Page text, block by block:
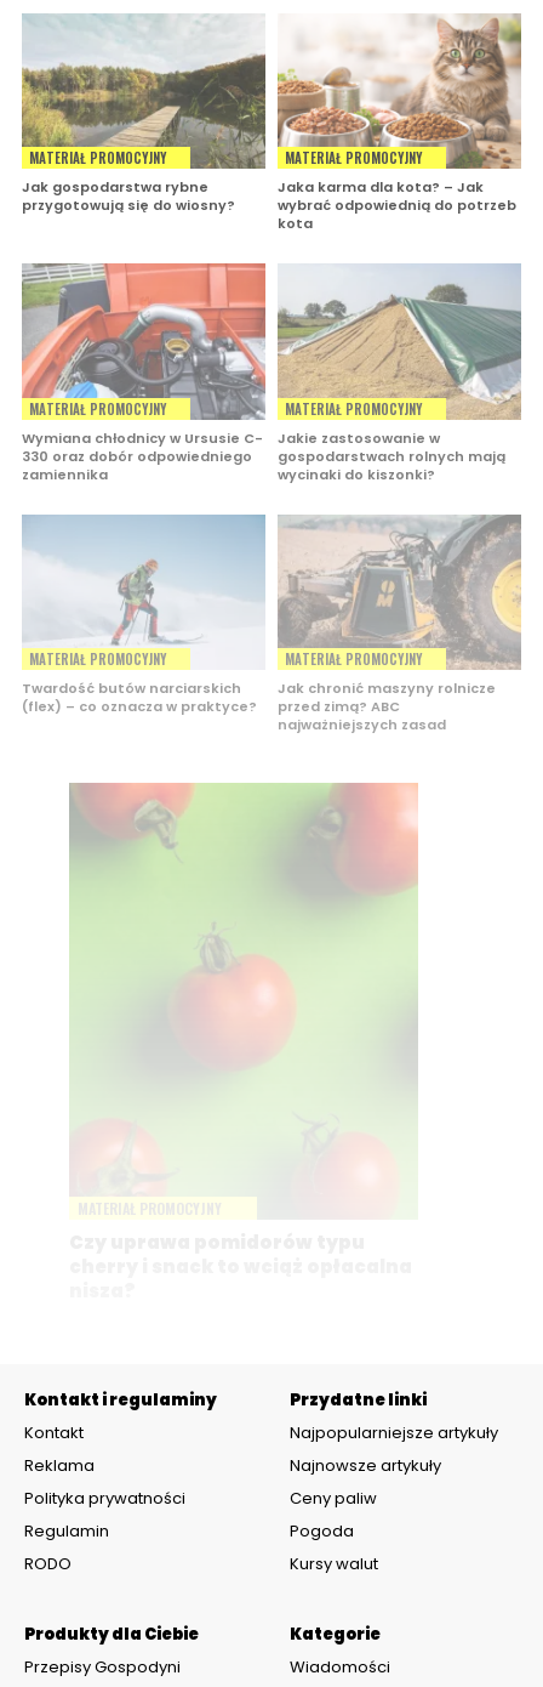
MATERIAŁ PROMOCYJNY
Jak gospodarstwa rybne
przygotowują się do wiosny?
MATERIAŁ PROMOCYJNY
Jaka karma dla kota? – Jak
wybrać odpowiednią do potrzeb
kota
MATERIAŁ PROMOCYJNY
Wymiana chłodnicy w Ursusie C-
330 oraz dobór odpowiedniego
zamiennika
MATERIAŁ PROMOCYJNY
Jakie zastosowanie w
gospodarstwach rolnych mają
wycinaki do kiszonki?
MATERIAŁ PROMOCYJNY
Twardość butów narciarskich
(flex) – co oznacza w praktyce?
MATERIAŁ PROMOCYJNY
Jak chronić maszyny rolnicze
przed zimą? ABC
najważniejszych zasad
Kontakt i regulaminy
Kontakt
Reklama
Polityka prywatności
Regulamin
RODO
Kategorie
Wiadomości
Produkty dla Ciebie
Przepisy Gospodyni
Przydatne linki
Najpopularniejsze artykuły
Najnowsze artykuły
Ceny paliw
Pogoda
Kursy walut